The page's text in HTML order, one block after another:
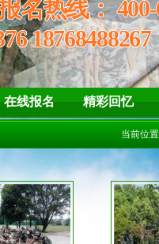
名热线：
18768488267
在线报名 精彩回忆
当前位置